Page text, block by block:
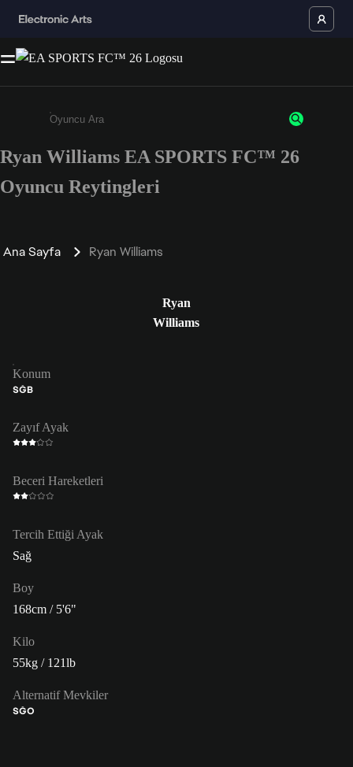
Enter a minimum of 3 characters or numbers
Ryan Williams EA SPORTS FC™ 26
Oyuncu Reytingleri
Ana Sayfa Ryan Williams
Ryan
Williams
Konum
SĞB
Zayıf Ayak
Beceri Hareketleri
Tercih Ettiği Ayak
Sağ
Boy
168cm / 5'6"
Kilo
55kg / 121lb
Alternatif Mevkiler
SĞO